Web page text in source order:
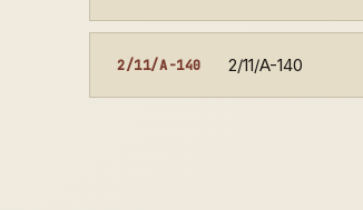
2/11/A-140 2/11/A-140